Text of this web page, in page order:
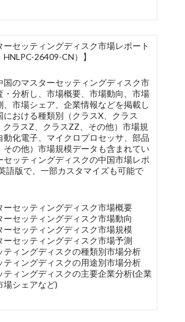
ーセッティングディスク市場レポート
HNLPC-26409-CN）】
国のマスターセッティングディスク市
・分析し、市場概要、市場動向、市場
、市場シェア、企業情報などを掲載し
における種類別（クラスX、クラス
クラスZ、クラスZZ、その他）市場規
動化電子、マイクロプロセッサ、部品
その他）市場規模データも含まれてい
セッティングディスクの中国市場レポ
語版で、一部カスタマイズも可能で
ーセッティングディスク市場概要
ーセッティングディスク市場動向
ーセッティングディスク市場規模
ーセッティングディスク市場予測
ティングディスクの種類別市場分析
ティングディスクの用途別市場分析
ティングディスクの主要企業分析(企業
場シェアなど)